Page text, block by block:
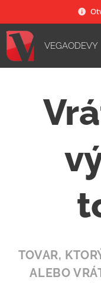
VEGAODEVY
TOVAR,
ALEBO